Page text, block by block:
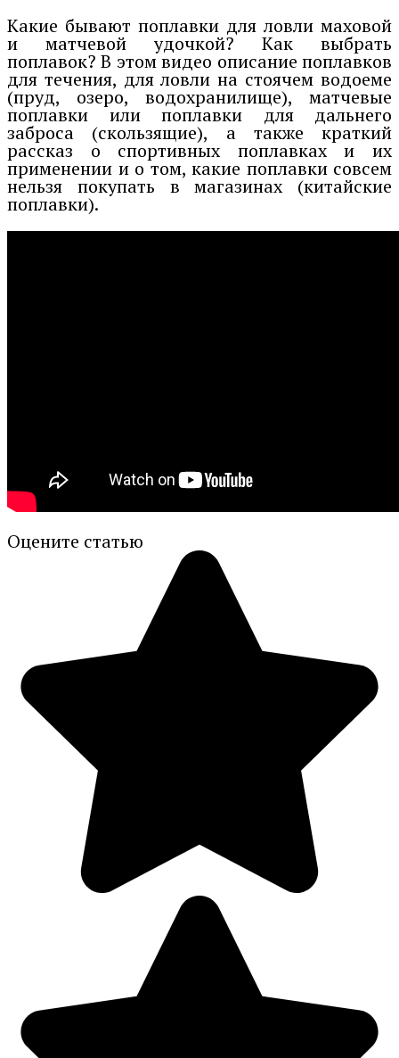
Какие бывают поплавки для ловли маховой
и матчевой удочкой? Как выбрать
поплавок? В этом видео описание поплавков
для течения, для ловли на стоячем водоеме
(пруд, озеро, водохранилище), матчевые
поплавки или поплавки для дальнего
заброса (скользящие), а также краткий
рассказ о спортивных поплавках и их
применении и о том, какие поплавки совсем
нельзя покупать в магазинах (китайские
поплавки).
Оцените статью